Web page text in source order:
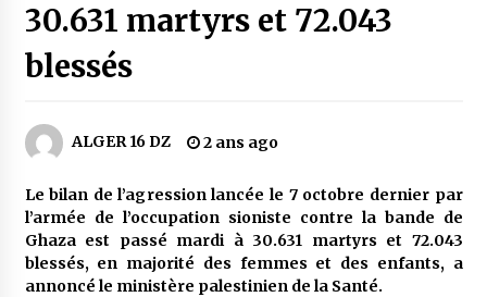
Parking de la Promenade des Sablettes : Mis en
service de bornes automatiques
ayants droit
La Gendarmerie nationale lance ses comptes
officiels sur les réseaux sociaux
1 semaine ago
30.631 martyrs et 72.043
blessés
ALGER 16 DZ 2 ans ago
Le bilan de l’agression lancée le 7 octobre dernier par
l’armée de l’occupation sioniste contre la bande de
Ghaza est passé mardi à 30.631 martyrs et 72.043
blessés, en majorité des femmes et des enfants, a
annoncé le ministère palestinien de la Santé.